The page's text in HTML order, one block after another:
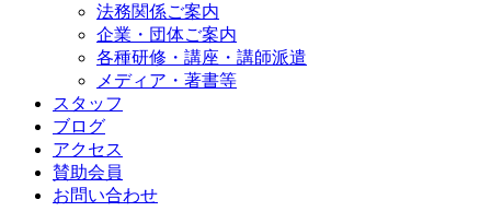
法務関係ご案内
企業・団体ご案内
各種研修・講座・講師派遣
メディア・著書等
スタッフ
ブログ
アクセス
賛助会員
お問い合わせ